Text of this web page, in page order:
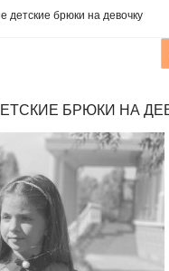
детские брюки на девочку
БРЮКИ НА